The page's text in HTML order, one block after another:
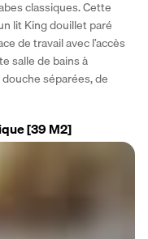
classiques. Cette
lit King douillet paré
de travail avec l’accès
salle de bains à
douche séparées, de
[39 M2]